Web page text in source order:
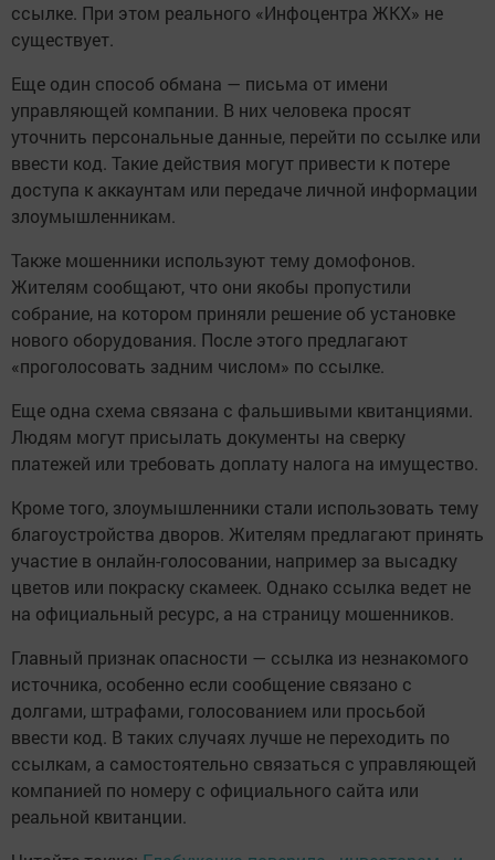
ссылке. При этом реального «Инфоцентра ЖКХ» не
существует.
Еще один способ обмана — письма от имени
управляющей компании. В них человека просят
уточнить персональные данные, перейти по ссылке или
ввести код. Такие действия могут привести к потере
доступа к аккаунтам или передаче личной информации
злоумышленникам.
Также мошенники используют тему домофонов.
Жителям сообщают, что они якобы пропустили
собрание, на котором приняли решение об установке
нового оборудования. После этого предлагают
«проголосовать задним числом» по ссылке.
Еще одна схема связана с фальшивыми квитанциями.
Людям могут присылать документы на сверку
платежей или требовать доплату налога на имущество.
Кроме того, злоумышленники стали использовать тему
благоустройства дворов. Жителям предлагают принять
участие в онлайн-голосовании, например за высадку
цветов или покраску скамеек. Однако ссылка ведет не
на официальный ресурс, а на страницу мошенников.
Главный признак опасности — ссылка из незнакомого
источника, особенно если сообщение связано с
долгами, штрафами, голосованием или просьбой
ввести код. В таких случаях лучше не переходить по
ссылкам, а самостоятельно связаться с управляющей
компанией по номеру с официального сайта или
реальной квитанции.